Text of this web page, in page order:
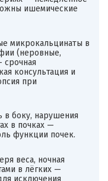
ишемические
микрокальцинаты в
(неровные,
консультация и
при
в боку, нарушения
в почках —
функции почек.
веса, ночная
в лёгких —
исключения